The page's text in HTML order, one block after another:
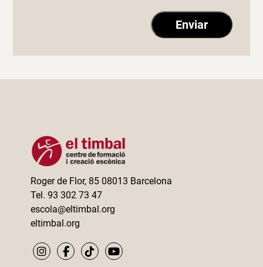
Roger de Flor, 85 08013 Barcelona
Tel. 93 302 73 47
escola@eltimbal.org
eltimbal.org